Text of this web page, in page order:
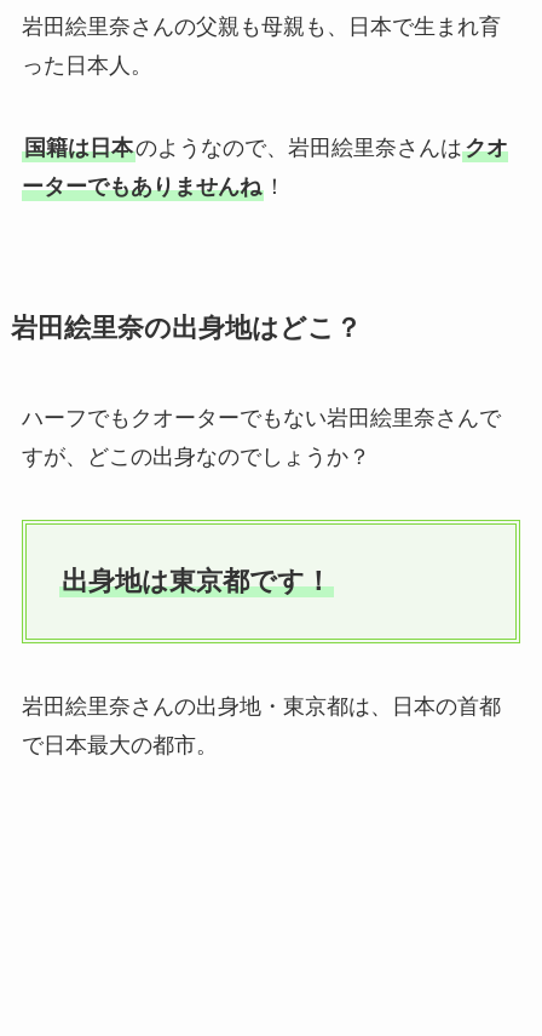
岩田絵里奈さんの父親も母親も、日本で生まれ育
った日本人。
国籍は日本のようなので、岩田絵里奈さんはクオ
ーターでもありませんね！
岩田絵里奈の出身地はどこ？
ハーフでもクオーターでもない岩田絵里奈さんで
すが、どこの出身なのでしょうか？
出身地は東京都です！
岩田絵里奈さんの出身地・東京都は、日本の首都
で日本最大の都市。